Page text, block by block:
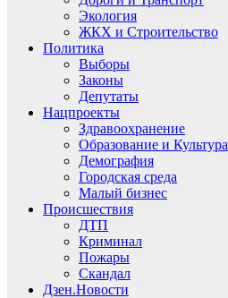
Экология
ЖКХ и Строительство
Политика
Выборы
Законы
Депутаты
Нацпроекты
Здравоохранение
Образование и Культура
Демография
Городская среда
Малый бизнес
Происшествия
ДТП
Криминал
Пожары
Скандал
Дзен.Новости